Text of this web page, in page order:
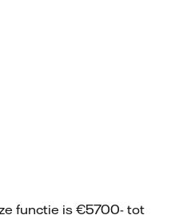
functie is €5700- tot